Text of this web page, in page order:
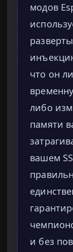
модов
что он
либо
памяти
вашем
и без